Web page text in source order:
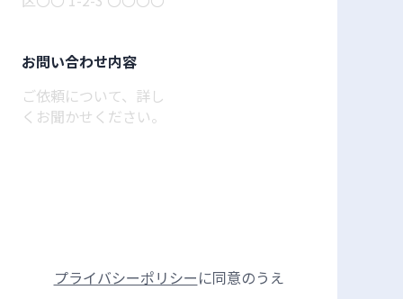
お問い合わせ内容
プライバシーポリシーに同意のうえ